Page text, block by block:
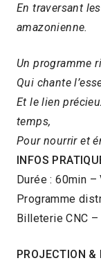
En traversant
amazonienne.
Un programme
Qui chante
Et le lien
temps,
Pour nourrir et
INFOS
Durée : 60min –
Programme
Billeterie CNC
PROJECTION &